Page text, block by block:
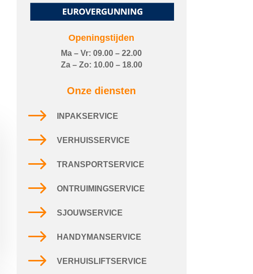
Openingstijden
Ma – Vr: 09.00 – 22.00
Za – Zo: 10.00 – 18.00
Onze diensten
$ INPAKSERVICE
$ VERHUISSERVICE
$ TRANSPORTSERVICE
$ ONTRUIMINGSERVICE
$ SJOUWSERVICE
$ HANDYMANSERVICE
$ VERHUISLIFTSERVICE